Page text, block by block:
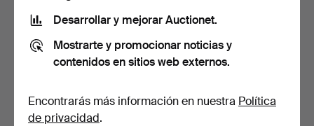
Desarrollar y mejorar Auctionet.
Mostrarte y promocionar noticias y
contenidos en sitios web externos.
Encontrarás más información en nuestra Política
de privacidad.